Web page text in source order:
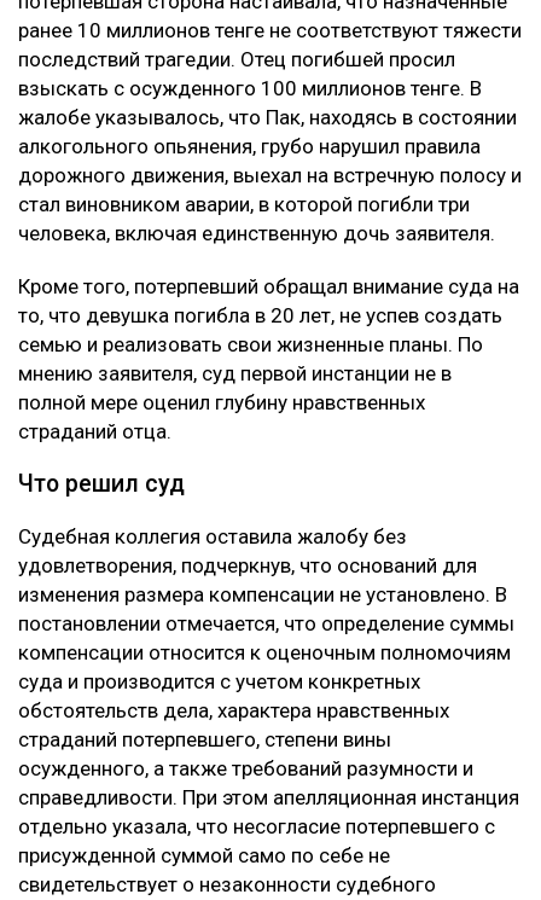
ранее 10 миллионов тенге не соответствуют тяжести
последствий трагедии. Отец погибшей просил
взыскать с осужденного 100 миллионов тенге. В
жалобе указывалось, что Пак, находясь в состоянии
алкогольного опьянения, грубо нарушил правила
дорожного движения, выехал на встречную полосу и
стал виновником аварии, в которой погибли три
человека, включая единственную дочь заявителя.
Кроме того, потерпевший обращал внимание суда на
то, что девушка погибла в 20 лет, не успев создать
семью и реализовать свои жизненные планы. По
мнению заявителя, суд первой инстанции не в
полной мере оценил глубину нравственных
страданий отца.
Что решил суд
Судебная коллегия оставила жалобу без
удовлетворения, подчеркнув, что оснований для
изменения размера компенсации не установлено. В
постановлении отмечается, что определение суммы
компенсации относится к оценочным полномочиям
суда и производится с учетом конкретных
обстоятельств дела, характера нравственных
страданий потерпевшего, степени вины
осужденного, а также требований разумности и
справедливости. При этом апелляционная инстанция
отдельно указала, что несогласие потерпевшего с
присужденной суммой само по себе не
свидетельствует о незаконности судебного